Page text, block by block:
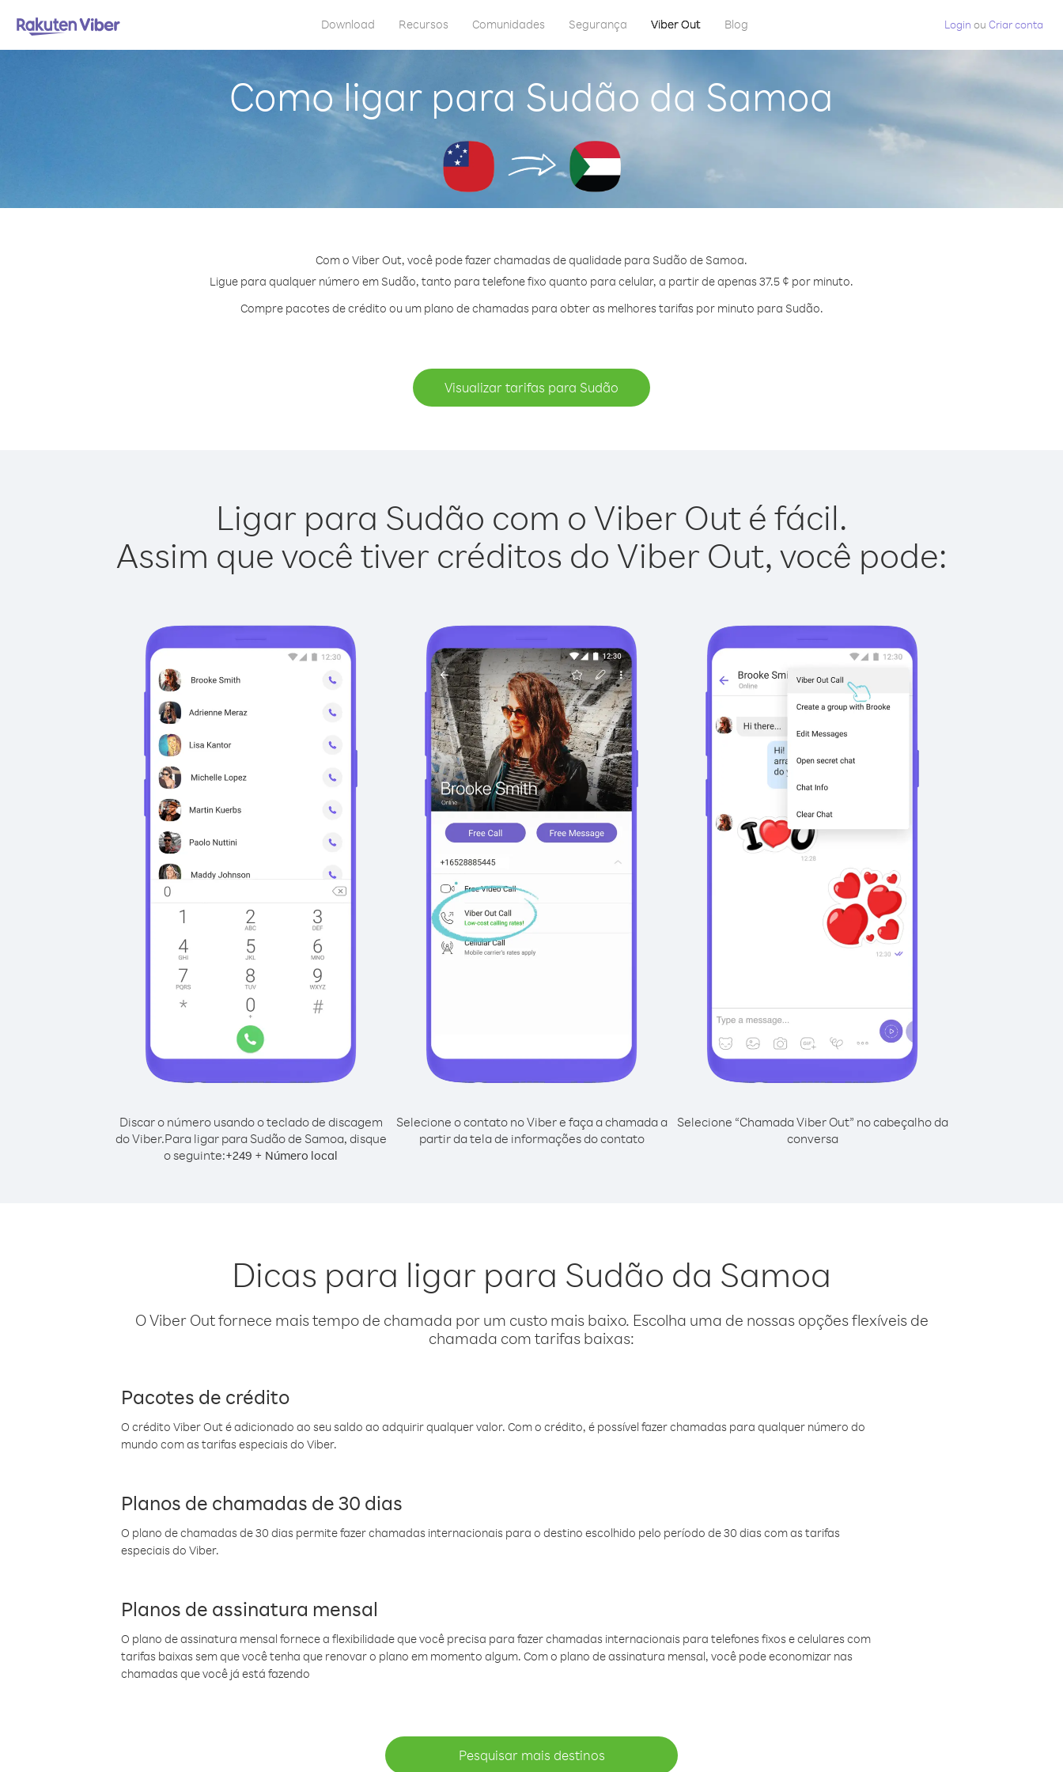
Download Recursos Comunidades Segurança Viber Out Blog Login ou Criar conta
Como ligar para Sudão da Samoa
Com o Viber Out, você pode fazer chamadas de qualidade para Sudão de Samoa.
Ligue para qualquer número em Sudão, tanto para telefone fixo quanto para celular, a partir de apenas 37.5 ¢ por minuto.
Compre pacotes de crédito ou um plano de chamadas para obter as melhores tarifas por minuto para Sudão.
Visualizar tarifas para Sudão
Ligar para Sudão com o Viber Out é fácil.
Assim que você tiver créditos do Viber Out, você pode:
Discar o número usando o teclado de discagem
do Viber.Para ligar para Sudão de Samoa, disque
o seguinte:+249 + Número local
Selecione o contato no Viber e faça a chamada a
partir da tela de informações do contato
Selecione “Chamada Viber Out” no cabeçalho da
conversa
Dicas para ligar para Sudão da Samoa
O Viber Out fornece mais tempo de chamada por um custo mais baixo. Escolha uma de nossas opções flexíveis de
chamada com tarifas baixas:
Pacotes de crédito
O crédito Viber Out é adicionado ao seu saldo ao adquirir qualquer valor. Com o crédito, é possível fazer chamadas para qualquer número do
mundo com as tarifas especiais do Viber.
Planos de chamadas de 30 dias
O plano de chamadas de 30 dias permite fazer chamadas internacionais para o destino escolhido pelo período de 30 dias com as tarifas
especiais do Viber.
Planos de assinatura mensal
O plano de assinatura mensal fornece a flexibilidade que você precisa para fazer chamadas internacionais para telefones fixos e celulares com
tarifas baixas sem que você tenha que renovar o plano em momento algum. Com o plano de assinatura mensal, você pode economizar nas
chamadas que você já está fazendo
Pesquisar mais destinos